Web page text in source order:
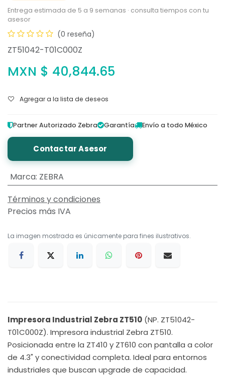
Entrega estimada de 5 a 9 semanas · consulta tiempos con tu
asesor
(0 reseña)
ZT51042-T01C000Z
MXN $ 40,844.65
Agregar a la lista de deseos
Partner Autorizado Zebra Garantía Envío a todo México
Contactar Asesor
Marca: ZEBRA
Términos y condiciones
Precios más IVA
La imagen mostrada es únicamente para fines ilustrativos.
Impresora Industrial Zebra ZT510 (NP. ZT51042-
T01C000Z). Impresora industrial Zebra ZT510.
Posicionada entre la ZT410 y ZT610 con pantalla a color
de 4.3" y conectividad completa. Ideal para entornos
industriales que buscan upgrade de capacidad.